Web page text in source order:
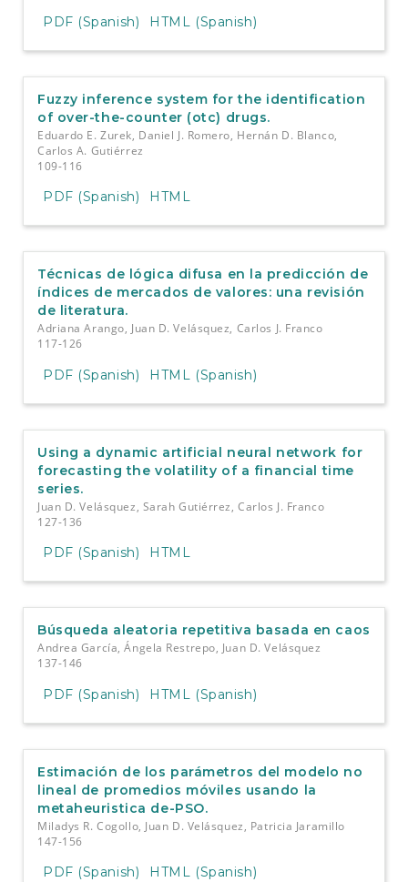
PDF (Spanish) HTML (Spanish)
Fuzzy inference system for the identification
of over-the-counter (otc) drugs.
Eduardo E. Zurek, Daniel J. Romero, Hernán D. Blanco,
Carlos A. Gutiérrez
109-116
PDF (Spanish) HTML
Técnicas de lógica difusa en la predicción de
índices de mercados de valores: una revisión
de literatura.
Adriana Arango, Juan D. Velásquez, Carlos J. Franco
117-126
PDF (Spanish) HTML (Spanish)
Using a dynamic artificial neural network for
forecasting the volatility of a financial time
series.
Juan D. Velásquez, Sarah Gutiérrez, Carlos J. Franco
127-136
PDF (Spanish) HTML
Búsqueda aleatoria repetitiva basada en caos
Andrea García, Ángela Restrepo, Juan D. Velásquez
137-146
PDF (Spanish) HTML (Spanish)
Estimación de los parámetros del modelo no
lineal de promedios móviles usando la
metaheuristica de-PSO.
Miladys R. Cogollo, Juan D. Velásquez, Patricia Jaramillo
147-156
PDF (Spanish) HTML (Spanish)